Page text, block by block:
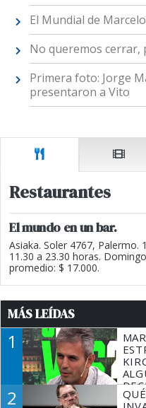
El Mundial de
No queremos cerrar,
Primera foto: Jorge
presentaron a Vito
Restaurantes
El mundo en un bar.
Asiaka. Soler 4767, Palermo.
11.30 a 23.30 horas.
promedio: $ 17.000.
MÁS LEÍDAS
1
2